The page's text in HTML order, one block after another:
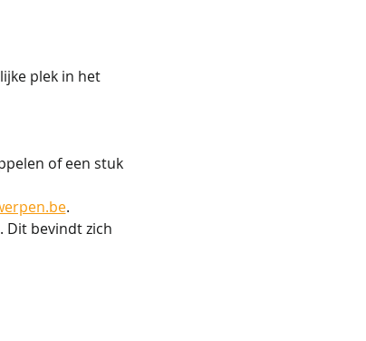
plek in het
of een stuk
.
Dit bevindt zich